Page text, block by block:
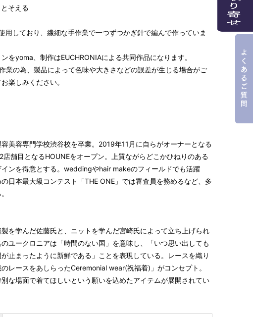
そえる
用しており、繊細な手作業で一つずつかぎ針で編んで作っていま
をyoma、制作はEUCHRONIAによる共同作品になります。
業の為、製品によって色味や大きさなどの誤差が生じる場合がご
楽しみください。
美容専門学校渋谷校を卒業。2019年11月に自らがオーナーとなる
舗目となるHOUNEをオープン。上質ながらどこかひねりのある
ンを得意とする。weddingやhair makeのフィールドでも活躍
日本最大級コンテスト「THE ONE」では審査員を務めるなど、多
を学んだ佐藤氏と、ニットを学んだ宮崎氏によって立ち上げられ
ユークロニアは「時間のない国」を意味し、「いつ思い出しても
止まったように新鮮である」ことを表現している。レースを織り
レースをあしらったCeremonial wear(祝福着)」がコンセプト。
な場面で着てほしいという願いを込めたアイテムが展開されてい